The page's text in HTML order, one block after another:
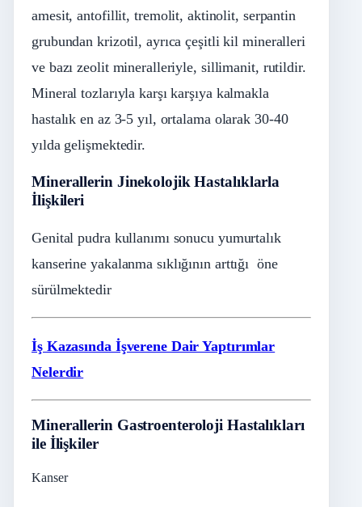
amesit, antofillit, tremolit, aktinolit, serpantin
grubundan krizotil, ayrıca çeşitli kil mineralleri
ve bazı zeolit mineralleriyle, sillimanit, rutildir.
Mineral tozlarıyla karşı karşıya kalmakla
hastalık en az 3-5 yıl, ortalama olarak 30-40
yılda gelişmektedir.
Minerallerin Jinekolojik Hastalıklarla
İlişkileri
Genital pudra kullanımı sonucu yumurtalık
kanserine yakalanma sıklığının arttığı öne
sürülmektedir
İş Kazasında İşverene Dair Yaptırımlar
Nelerdir
Minerallerin Gastroenteroloji Hastalıkları
ile İlişkiler
Kanser